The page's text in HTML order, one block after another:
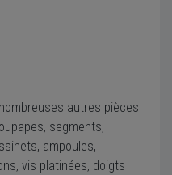
autres pièces
segments,
ampoules,
vis platinées, doigts